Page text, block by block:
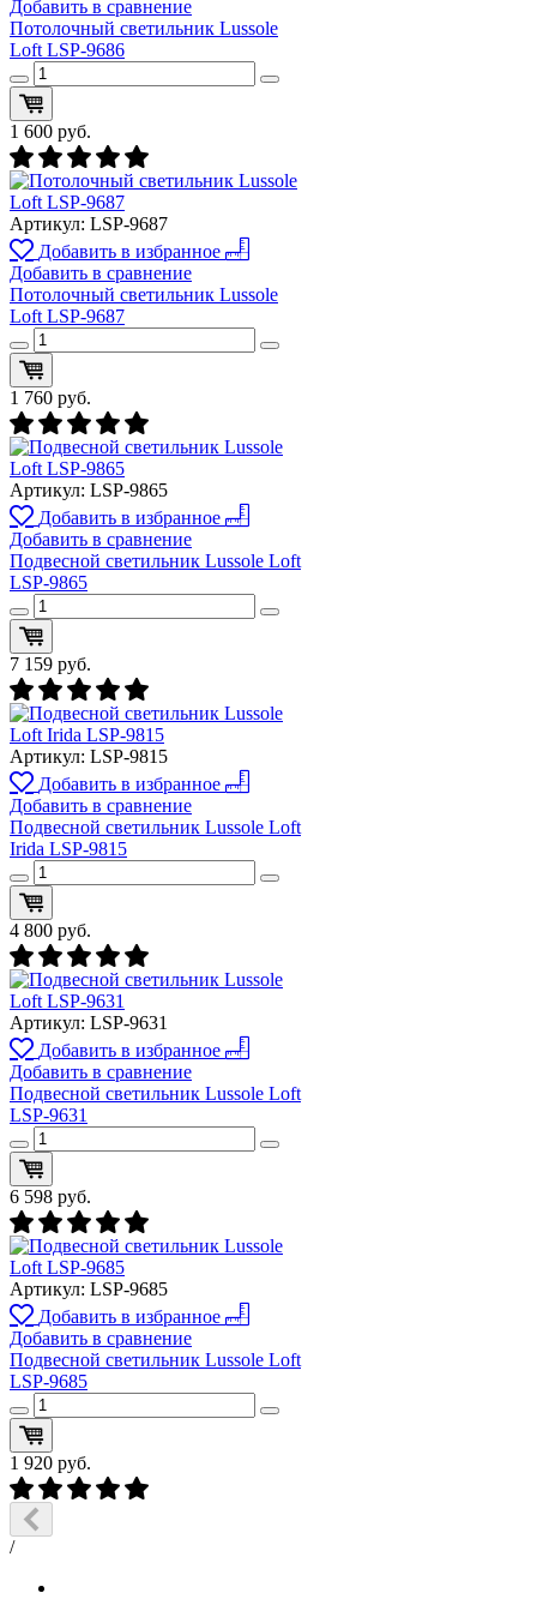
Добавить в сравнение
Потолочный светильник Lussole
Loft LSP-9686
1 600 руб.
Артикул: LSP-9687
Добавить в избранное
Добавить в сравнение
Потолочный светильник Lussole
Loft LSP-9687
1 760 руб.
Артикул: LSP-9865
Добавить в избранное
Добавить в сравнение
Подвесной светильник Lussole Loft
LSP-9865
7 159 руб.
Артикул: LSP-9815
Добавить в избранное
Добавить в сравнение
Подвесной светильник Lussole Loft
Irida LSP-9815
4 800 руб.
Артикул: LSP-9631
Добавить в избранное
Добавить в сравнение
Подвесной светильник Lussole Loft
LSP-9631
6 598 руб.
Артикул: LSP-9685
Добавить в избранное
Добавить в сравнение
Подвесной светильник Lussole Loft
LSP-9685
1 920 руб.
/